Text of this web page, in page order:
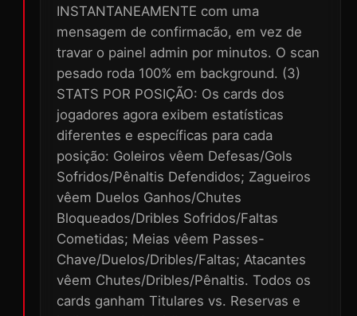
INSTANTANEAMENTE com uma
mensagem de confirmacão, em vez de
travar o painel admin por minutos. O scan
pesado roda 100% em background. (3)
STATS POR POSIÇÃO: Os cards dos
jogadores agora exibem estatísticas
diferentes e específicas para cada
posição: Goleiros vêem Defesas/Gols
Sofridos/Pênaltis Defendidos; Zagueiros
vêem Duelos Ganhos/Chutes
Bloqueados/Dribles Sofridos/Faltas
Cometidas; Meias vêem Passes-
Chave/Duelos/Dribles/Faltas; Atacantes
vêem Chutes/Dribles/Pênaltis. Todos os
cards ganham Titulares vs. Reservas e